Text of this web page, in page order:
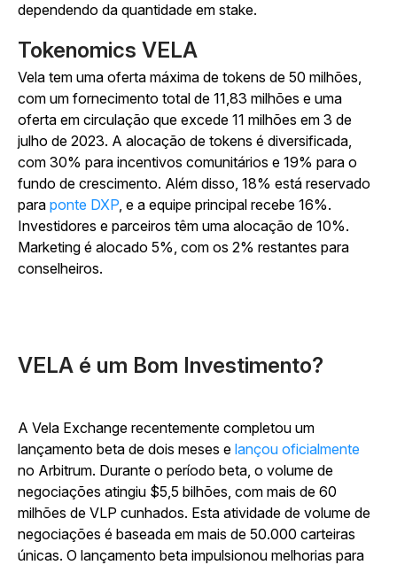
dependendo da quantidade em stake.
Tokenomics VELA
Vela tem uma oferta máxima de tokens de 50 milhões,
com um fornecimento total de 11,83 milhões e uma
oferta em circulação que excede 11 milhões em 3 de
julho de 2023. A alocação de tokens é diversificada,
com 30% para incentivos comunitários e 19% para o
fundo de crescimento. Além disso, 18% está reservado
para ponte DXP, e a equipe principal recebe 16%.
Investidores e parceiros têm uma alocação de 10%.
Marketing é alocado 5%, com os 2% restantes para
conselheiros.
VELA é um Bom Investimento?
A Vela Exchange recentemente completou um
lançamento beta de dois meses e lançou oficialmente
no Arbitrum. Durante o período beta, o volume de
negociações atingiu $5,5 bilhões, com mais de 60
milhões de VLP cunhados. Esta atividade de volume de
negociações é baseada em mais de 50.000 carteiras
únicas. O lançamento beta impulsionou melhorias para